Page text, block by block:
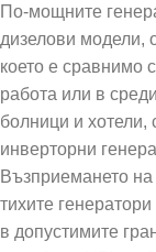
По-мощните
дизелови модели,
което е сравнимо
работа или в
болници и хотели,
инверторни
Възприемането
тихите
в допустимите